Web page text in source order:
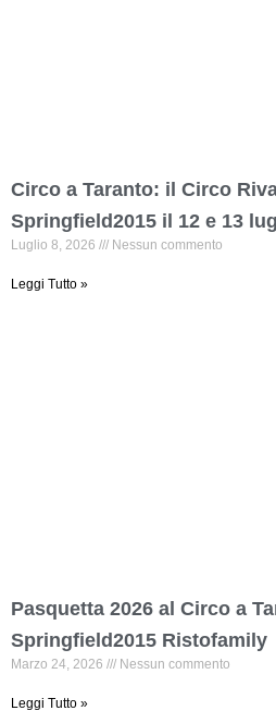
Circo a Taranto: il Circo
Springfield2015 il 12 e 13
Luglio 8, 2026 Nessun commento
Leggi Tutto »
Pasquetta 2026 al Circo a
Springfield2015 Ristofamily
Marzo 24, 2026 Nessun commento
Leggi Tutto »